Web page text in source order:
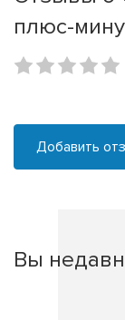
плюс-
Добавить
Вы